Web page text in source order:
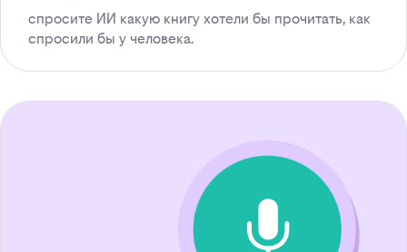
спросите ИИ какую книгу хотели бы прочитать, как
спросили бы у человека.